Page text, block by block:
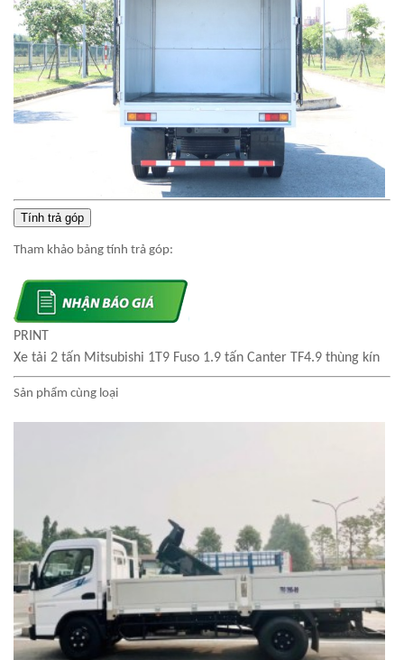
Tính trả góp
Tham khảo bảng tính trả góp:
PRINT
Xe tải 2 tấn Mitsubishi 1T9 Fuso 1.9 tấn Canter TF4.9 thùng kín
Sản phẩm cùng loại